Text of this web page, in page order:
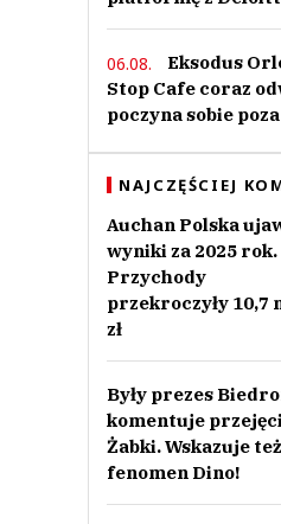
06.08.
Eksodus
Stop Cafe coraz
poczyna sobie
NAJCZĘŚCIEJ
Auchan Polska
wyniki za 2025 rok.
Przychody
przekroczyły 10,7
zł
Były prezes
komentuje
Żabki. Wskazuje
fenomen Dino!